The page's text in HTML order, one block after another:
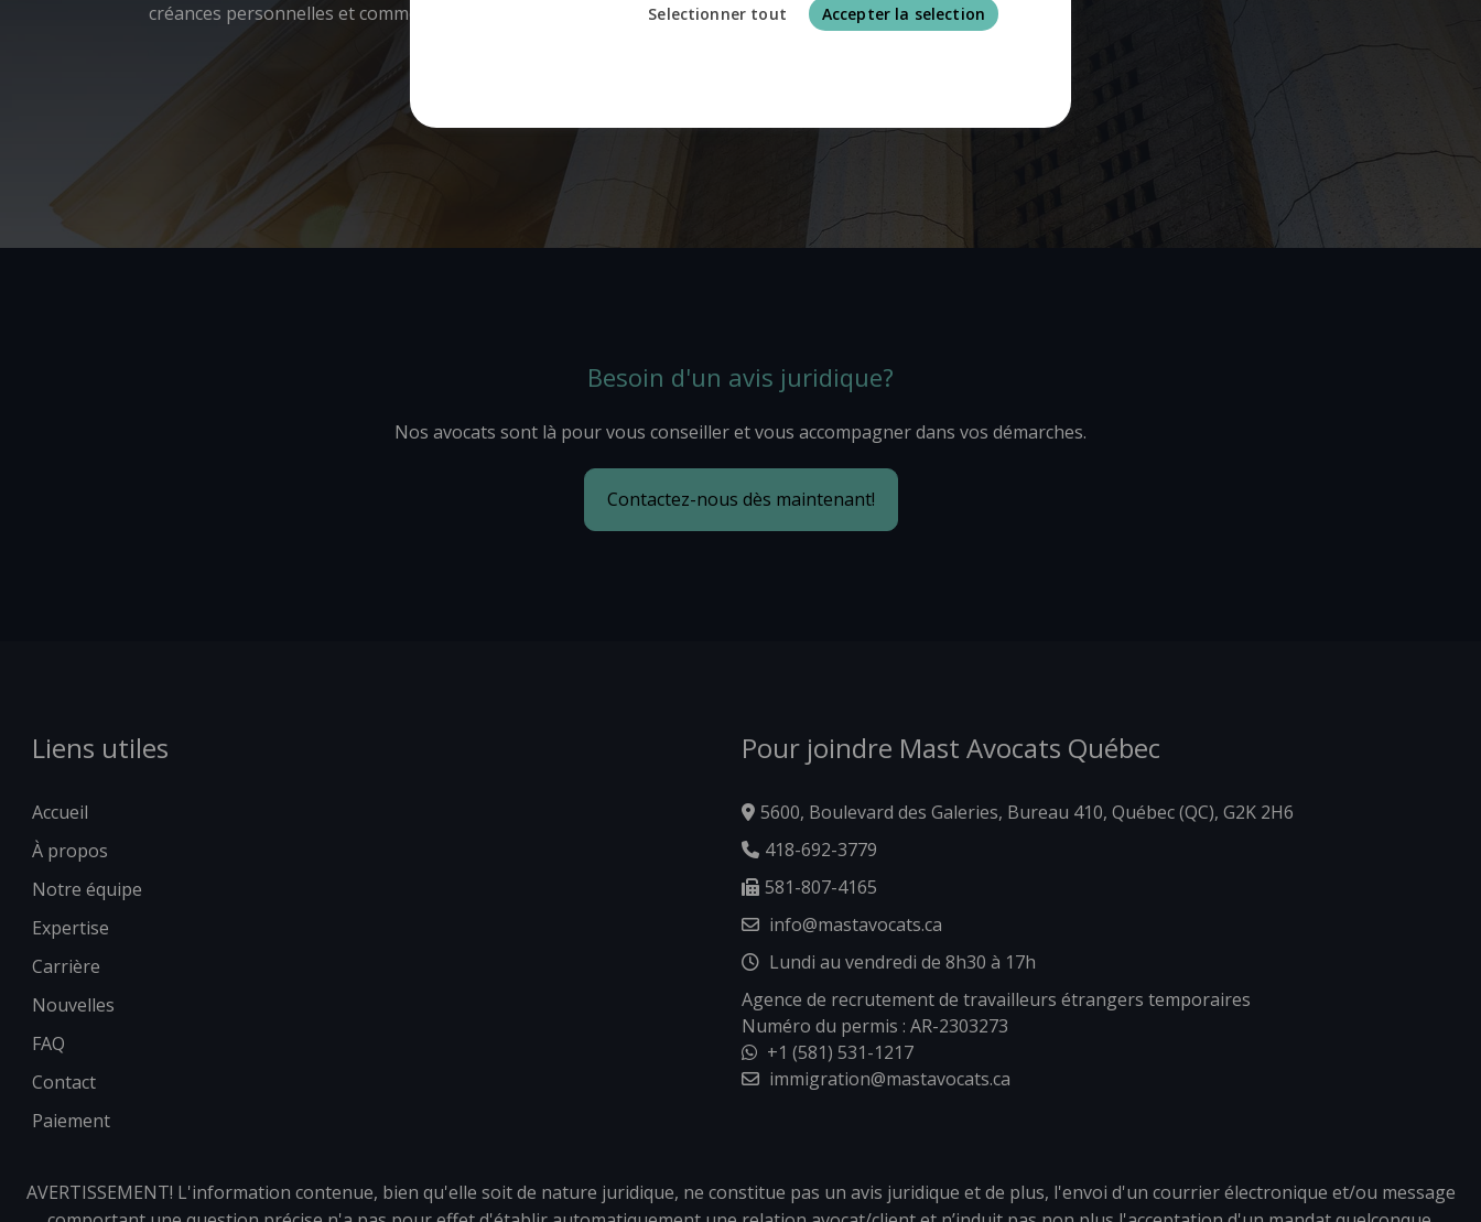
créances personnelles et commerciales.
Besoin d'un avis juridique?
Nos avocats sont là pour vous conseiller et vous accompagner dans vos démarches.
Contactez-nous dès maintenant!
Liens utiles
Accueil
À propos
Notre équipe
Expertise
Carrière
Nouvelles
FAQ
Contact
Paiement
Pour joindre Mast Avocats Québec
5600, Boulevard des Galeries, Bureau 410, Québec (QC), G2K 2H6
418-692-3779
581-807-4165
info@mastavocats.ca
Lundi au vendredi de 8h30 à 17h
Agence de recrutement de travailleurs étrangers temporaires
Numéro du permis : AR-2303273
+1 (581) 531-1217
immigration@mastavocats.ca
AVERTISSEMENT! L'information contenue, bien qu'elle soit de nature juridique, ne constitue pas un avis juridique et de plus, l'envoi d'un courrier électronique et/ou message
Selectionner tout Accepter la selection